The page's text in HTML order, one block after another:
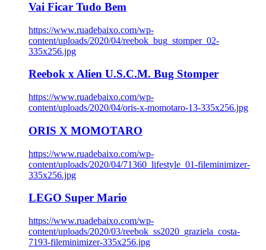
Vai Ficar Tudo Bem
https://www.ruadebaixo.com/wp-
content/uploads/2020/04/reebok_bug_stomper_02-
335x256.jpg
Reebok x Alien U.S.C.M. Bug Stomper
https://www.ruadebaixo.com/wp-
content/uploads/2020/04/oris-x-momotaro-13-335x256.jpg
ORIS X MOMOTARO
https://www.ruadebaixo.com/wp-
content/uploads/2020/04/71360_lifestyle_01-fileminimizer-
335x256.jpg
LEGO Super Mario
https://www.ruadebaixo.com/wp-
content/uploads/2020/03/reebok_ss2020_graziela_costa-
7193-fileminimizer-335x256.jpg